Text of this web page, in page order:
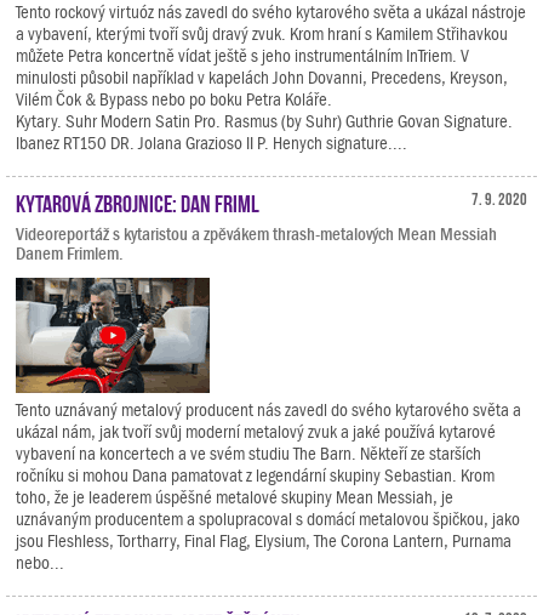
Tento rockový virtuóz nás zavedl do svého kytarového světa a ukázal nástroje
a vybavení, kterými tvoří svůj dravý zvuk. Krom hraní s Kamilem Střihavkou
můžete Petra koncertně vídat ještě s jeho instrumentálním InTriem. V
minulosti působil například v kapelách John Dovanni, Precedens, Kreyson,
Vilém Čok & Bypass nebo po boku Petra Koláře.
Kytary. Suhr Modern Satin Pro. Rasmus (by Suhr) Guthrie Govan Signature.
Ibanez RT150 DR. Jolana Grazioso II P. Henych signature....
7. 9. 2020
Kytarová zbrojnice: Dan Friml
Videoreportáž s kytaristou a zpěvákem thrash-metalových Mean Messiah
Danem Frimlem.
Tento uznávaný metalový producent nás zavedl do svého kytarového světa a
ukázal nám, jak tvoří svůj moderní metalový zvuk a jaké používá kytarové
vybavení na koncertech a ve svém studiu The Barn. Někteří ze starších
ročníku si mohou Dana pamatovat z legendární skupiny Sebastian. Krom
toho, že je leaderem úspěšné metalové skupiny Mean Messiah, je
uznávaným producentem a spolupracoval s domácí metalovou špičkou, jako
jsou Fleshless, Tortharry, Final Flag, Elysium, The Corona Lantern, Purnama
nebo...